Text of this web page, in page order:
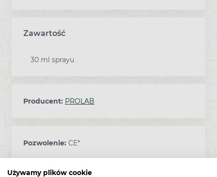
Używamy plików cookie
Zawartość
30 ml sprayu
Producent: PROLAB
Pozwolenie: CE*